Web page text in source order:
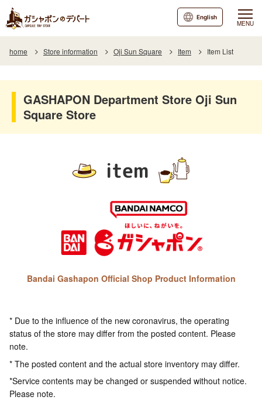
MENU
English
home Store information Oji Sun Square Item Item List
GASHAPON Department Store Oji Sun
Square Store
item
Bandai Gashapon Official Shop Product Information
* Due to the influence of the new coronavirus, the operating
status of the store may differ from the posted content. Please
note.
* The posted content and the actual store inventory may differ.
*Service contents may be changed or suspended without notice.
Please note.